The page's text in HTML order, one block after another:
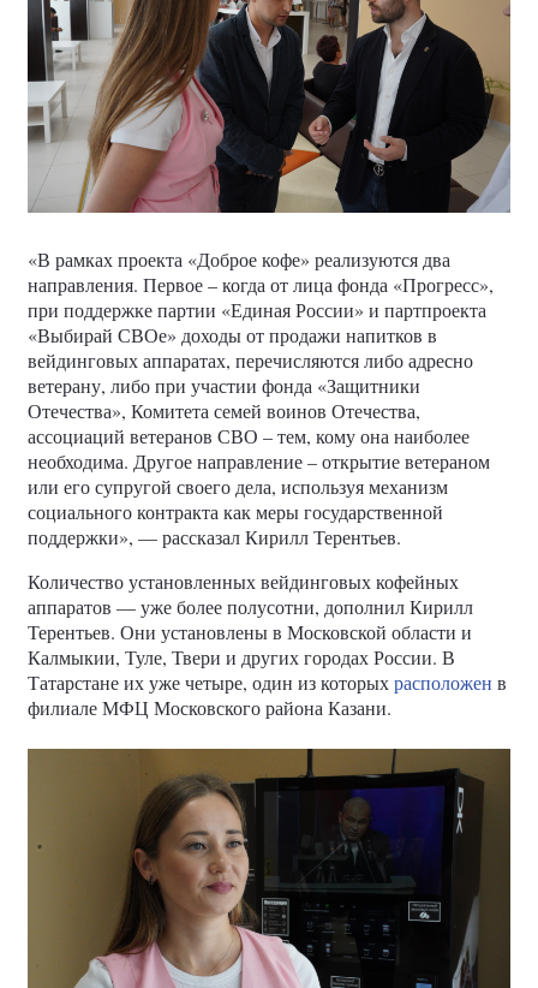
«В рамках проекта «Доброе кофе» реализуются два
направления. Первое – когда от лица фонда «Прогресс»,
при поддержке партии «Единая России» и партпроекта
«Выбирай СВОе» доходы от продажи напитков в
вейдинговых аппаратах, перечисляются либо адресно
ветерану, либо при участии фонда «Защитники
Отечества», Комитета семей воинов Отечества,
ассоциаций ветеранов СВО – тем, кому она наиболее
необходима. Другое направление – открытие ветераном
или его супругой своего дела, используя механизм
социального контракта как меры государственной
поддержки», — рассказал Кирилл Терентьев.
Количество установленных вейдинговых кофейных
аппаратов — уже более полусотни, дополнил Кирилл
Терентьев. Они установлены в Московской области и
Калмыкии, Туле, Твери и других городах России. В
Татарстане их уже четыре, один из которыхрасположен в
филиале МФЦ Московского района Казани.